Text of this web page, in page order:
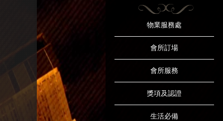
物業服務處
會所訂場
會所服務
獎項及認證
生活必備